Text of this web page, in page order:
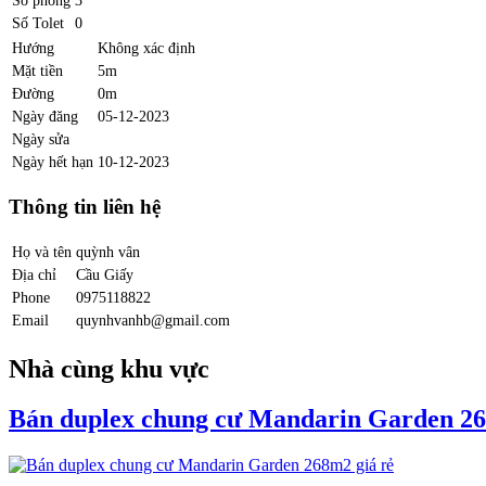
Số Tolet
0
Hướng
Không xác định
Mặt tiền
5m
Đường
0m
Ngày đăng
05-12-2023
Ngày sửa
Ngày hết hạn 10-12-2023
Thông tin liên hệ
Họ và tên quỳnh vân
Địa chỉ
Cầu Giấy
Phone
0975118822
Email
quynhvanhb@gmail.com
Nhà cùng khu vực
Bán duplex chung cư Mandarin Garden